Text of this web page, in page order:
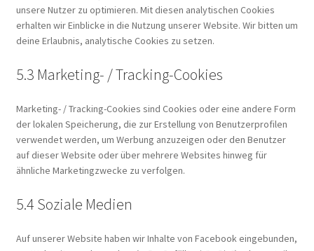
unsere Nutzer zu optimieren. Mit diesen analytischen Cookies
erhalten wir Einblicke in die Nutzung unserer Website. Wir bitten um
deine Erlaubnis, analytische Cookies zu setzen.
5.3 Marketing- / Tracking-Cookies
Marketing- / Tracking-Cookies sind Cookies oder eine andere Form
der lokalen Speicherung, die zur Erstellung von Benutzerprofilen
verwendet werden, um Werbung anzuzeigen oder den Benutzer
auf dieser Website oder über mehrere Websites hinweg für
ähnliche Marketingzwecke zu verfolgen.
5.4 Soziale Medien
Auf unserer Website haben wir Inhalte von Facebook eingebunden,